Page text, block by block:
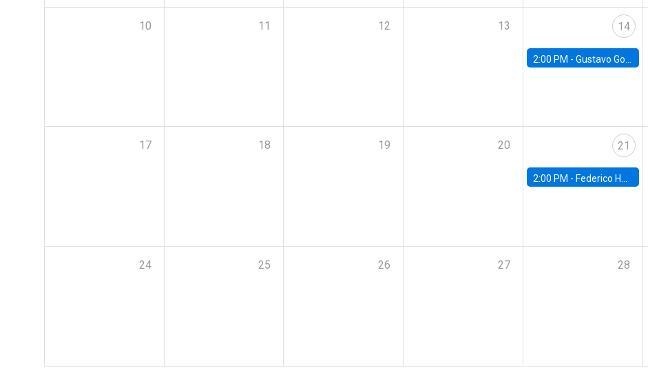
10 11 12 13 14
2:00 PM - Gustavo González - Banco Central de Chile
17 18 19 20 21
2:00 PM - Federico Huneeus - Banco Central de Chile
24 25 26 27 28